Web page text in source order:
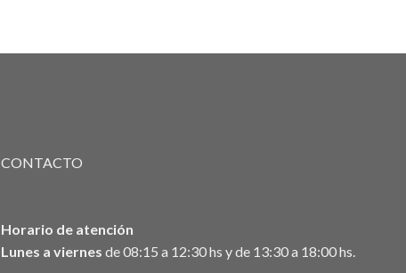
CONTACTO
Horario de atención
Lunes a viernes de 08:15 a 12:30 hs y de 13:30 a 18:00 hs.